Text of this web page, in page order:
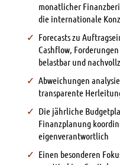
monatlicher
die internationale
Forecasts zu
Cashflow,
belastbar und
Abweichungen
transparente
Die jährliche
Finanzplanung
eigenverantwortlich
Einen besonderen